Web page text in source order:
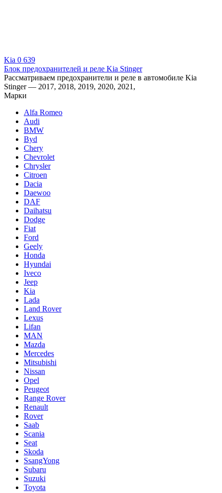
Kia 0 639
Блок предохранителей и реле Kia Stinger
Рассматриваем предохранители и реле в автомобиле Kia
Stinger — 2017, 2018, 2019, 2020, 2021,
Марки
Alfa Romeo
Audi
BMW
Byd
Chery
Chevrolet
Chrysler
Citroen
Dacia
Daewoo
DAF
Daihatsu
Dodge
Fiat
Ford
Geely
Honda
Hyundai
Iveco
Jeep
Kia
Lada
Land Rover
Lexus
Lifan
MAN
Mazda
Mercedes
Mitsubishi
Nissan
Opel
Peugeot
Range Rover
Renault
Rover
Saab
Scania
Seat
Skoda
SsangYong
Subaru
Suzuki
Toyota